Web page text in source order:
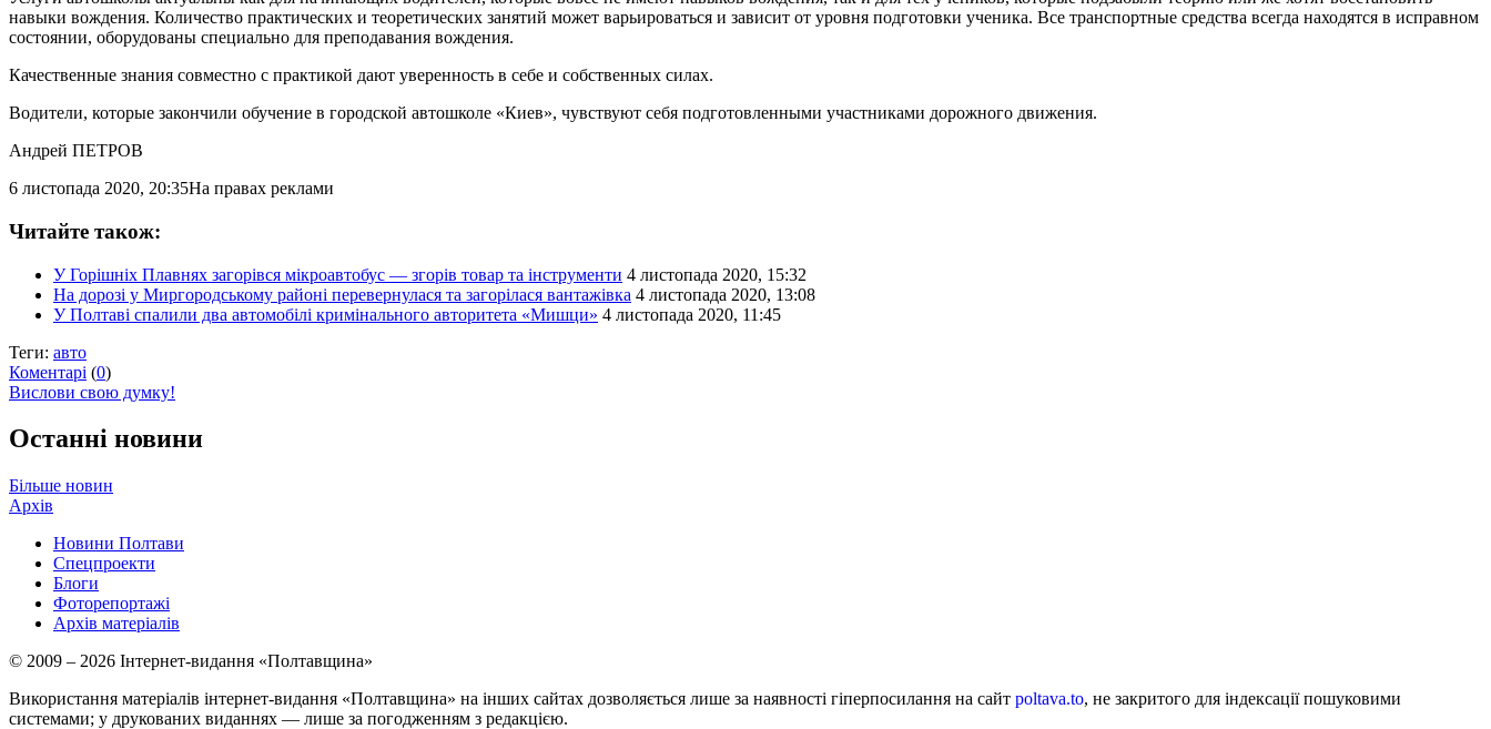
навыки вождения. Количество практических и теоретических занятий может варьироваться и зависит от уровня подготовки ученика. Все транспортные средства всегда находятся в исправном
состоянии, оборудованы специально для преподавания вождения.
Качественные знания совместно с практикой дают уверенность в себе и собственных силах.
Водители, которые закончили обучение в городской автошколе «Киев», чувствуют себя подготовленными участниками дорожного движения.
Андрей ПЕТРОВ
6 листопада 2020, 20:35На правах реклами
Читайте також:
У Горішніх Плавнях загорівся мікроавтобус — згорів товар та інструменти 4 листопада 2020, 15:32
На дорозі у Миргородському районі перевернулася та загорілася вантажівка 4 листопада 2020, 13:08
У Полтаві спалили два автомобілі кримінального авторитета «Мишци» 4 листопада 2020, 11:45
Теги: авто
Коментарі (0)
Вислови свою думку!
Останні новини
Більше новин
Архів
Новини Полтави
Спецпроекти
Блоги
Фоторепортажі
Архів матеріалів
© 2009 – 2026 Інтернет-видання «Полтавщина»
Використання матеріалів інтернет-видання «Полтавщина» на інших сайтах дозволяється лише за наявності гіперпосилання на сайт poltava.to, не закритого для індексації пошуковими
системами; у друкованих виданнях — лише за погодженням з редакцією.